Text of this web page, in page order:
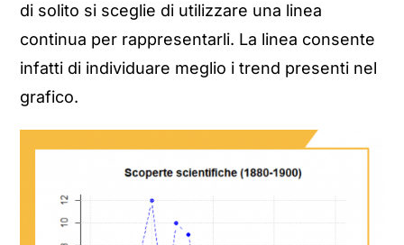
di solito si sceglie di utilizzare una linea
continua per rappresentarli. La linea consente
infatti di individuare meglio i trend presenti nel
grafico.